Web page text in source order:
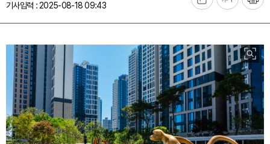
기사입력 : 2025-08-18 09:43